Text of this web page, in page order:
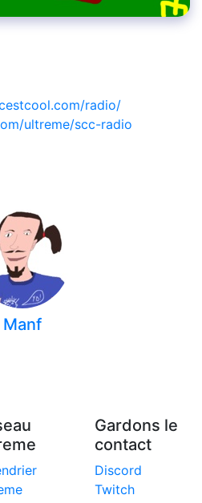
radio/
ultreme/scc-radio
Manf
Gardons le
contact
Discord
Twitch